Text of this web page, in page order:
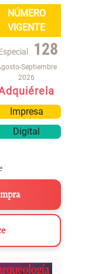
, encontradas en el
NÚMERO
VIGENTE
128
Septiembre
2026
Impresa
Digital